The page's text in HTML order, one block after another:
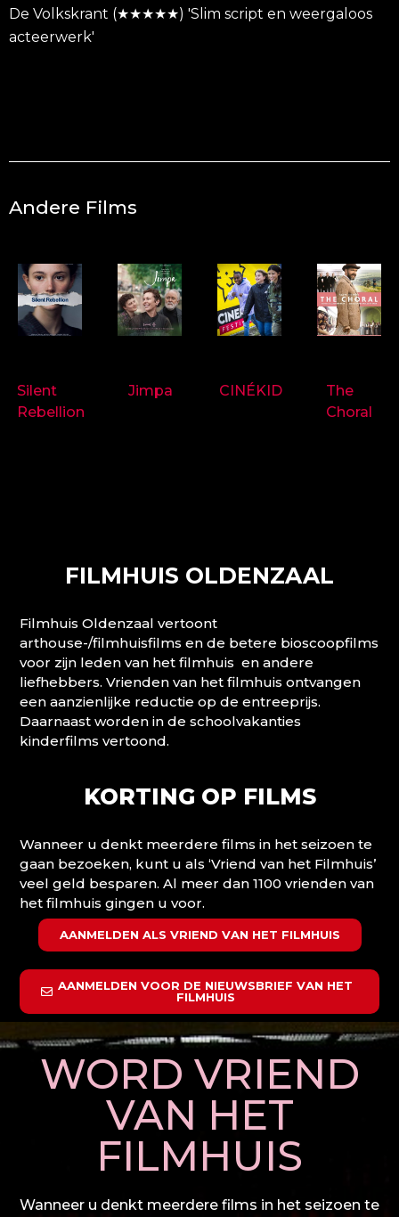
De Volkskrant (★★★★★) 'Slim script en weergaloos
acteerwerk'
Andere Films
Silent
Rebellion
Jimpa CINÉKID
The
Choral
FILMHUIS OLDENZAAL
Filmhuis Oldenzaal vertoont
arthouse-/filmhuisfilms en de betere bioscoopfilms
voor zijn leden van het filmhuis en andere
liefhebbers. Vrienden van het filmhuis ontvangen
een aanzienlijke reductie op de entreeprijs.
Daarnaast worden in de schoolvakanties
kinderfilms vertoond.
KORTING OP FILMS
Wanneer u denkt meerdere films in het seizoen te
gaan bezoeken, kunt u als ‘Vriend van het Filmhuis’
veel geld besparen. Al meer dan 1100 vrienden van
het filmhuis gingen u voor.
AANMELDEN ALS VRIEND VAN HET FILMHUIS
AANMELDEN VOOR DE NIEUWSBRIEF VAN HET
FILMHUIS
WORD VRIEND
VAN HET
FILMHUIS
Wanneer u denkt meerdere films in het seizoen te